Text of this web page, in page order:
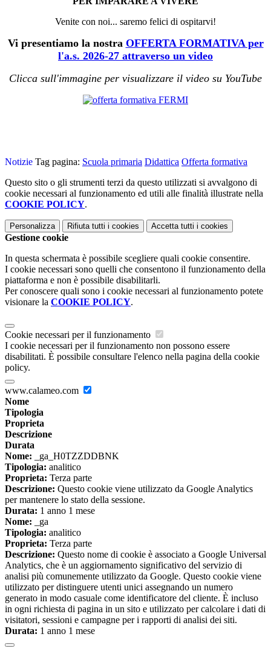
Venite con noi... saremo felici di ospitarvi!
Vi presentiamo la nostra OFFERTA FORMATIVA per
l'a.s. 2026-27 attraverso un video
Clicca sull'immagine per visualizzare il video su YouTube
Notizie Tag pagina: Scuola primaria Didattica Offerta formativa
Questo sito o gli strumenti terzi da questo utilizzati si avvalgono di
cookie necessari al funzionamento ed utili alle finalità illustrate nella
COOKIE POLICY.
Personalizza Rifiuta tutti i cookies Accetta tutti i cookies
Gestione cookie
In questa schermata è possibile scegliere quali cookie consentire.
I cookie necessari sono quelli che consentono il funzionamento della
piattaforma e non è possibile disabilitarli.
Per conoscere quali sono i cookie necessari al funzionamento potete
visionare la COOKIE POLICY.
Cookie necessari per il funzionamento
I cookie necessari per il funzionamento non possono essere
disabilitati. È possibile consultare l'elenco nella pagina della cookie
policy.
www.calameo.com
Nome
Tipologia
Proprieta
Descrizione
Durata
Nome: _ga_H0TZZDDBNK
Tipologia: analitico
Proprieta: Terza parte
Descrizione: Questo cookie viene utilizzato da Google Analytics
per mantenere lo stato della sessione.
Durata: 1 anno 1 mese
Nome: _ga
Tipologia: analitico
Proprieta: Terza parte
Descrizione: Questo nome di cookie è associato a Google Universal
Analytics, che è un aggiornamento significativo del servizio di
analisi più comunemente utilizzato da Google. Questo cookie viene
utilizzato per distinguere utenti unici assegnando un numero
generato in modo casuale come identificatore del cliente. È incluso
in ogni richiesta di pagina in un sito e utilizzato per calcolare i dati di
visitatori, sessioni e campagne per i rapporti di analisi dei siti.
Durata: 1 anno 1 mese